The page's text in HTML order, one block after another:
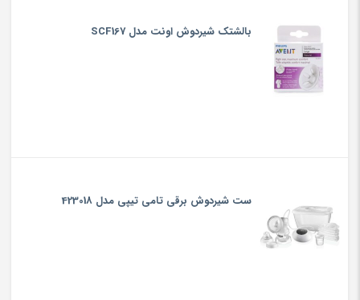
بالشتک شیردوش اونت مدل SCF167
ست شیردوش برقی تامی تیپی مدل 423018